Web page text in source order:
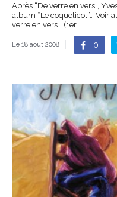
Après “De verre en vers”,
album “Le coquelicot”… Voir
verre en vers… (1er...
Le 18 août 2008 0